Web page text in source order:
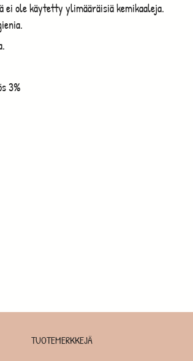
ei ole käytetty ylimääräisiä kemikaaleja.
3%
TUOTEMERKKEJÄ